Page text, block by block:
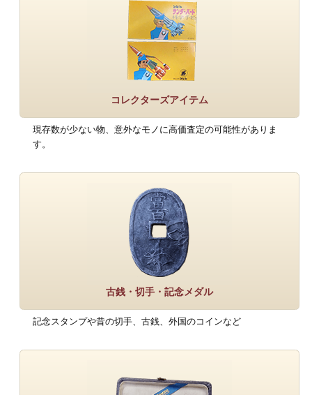
コレクターズアイテム
現存数が少ない物、意外なモノに高価査定の可能性がありま
す。
古銭・切手・記念メダル
記念スタンプや昔の切手、古銭、外国のコインなど